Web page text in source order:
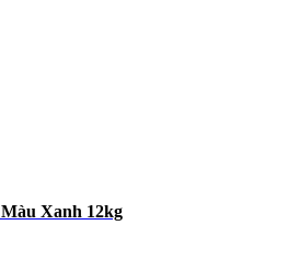
Gas Saigon Petro – Màu Xanh 12kg